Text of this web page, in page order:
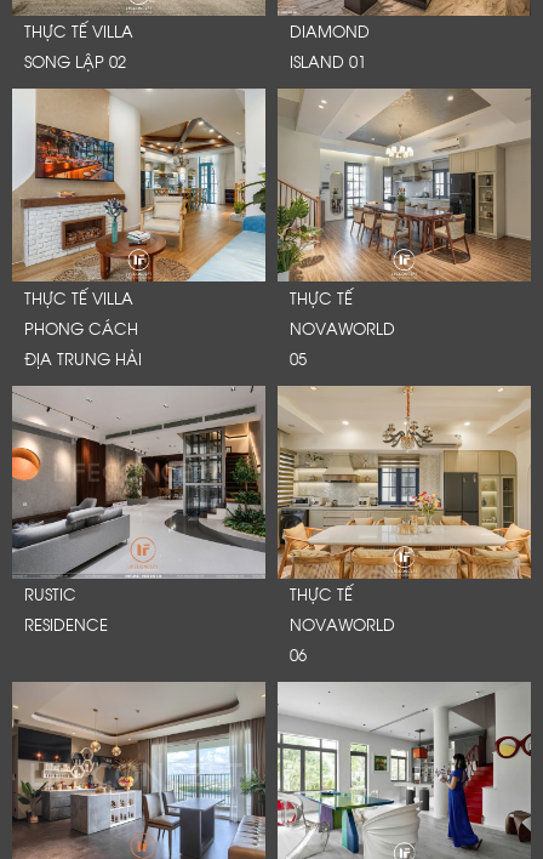
THỰC TẾ VILLA
SONG LẬP 02
DIAMOND
ISLAND 01
THỰC TẾ VILLA
PHONG CÁCH
ĐỊA TRUNG HẢI
THỰC TẾ
NOVAWORLD
05
RUSTIC
RESIDENCE
THỰC TẾ
NOVAWORLD
06
Cảm ơn quý khách đã để lại thông tin.
Chúng tôi sẽ liên hệ lại trong thời gian sớm nhất